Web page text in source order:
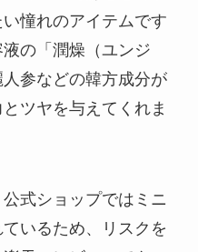
憧れのアイテムです
の「潤燥（ユンジ
参などの韓方成分が
ツヤを与えてくれま
式ショップではミニ
いるため、リスクを